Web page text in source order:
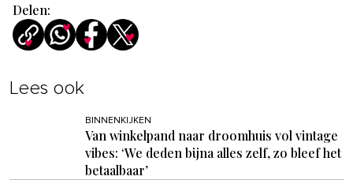
Delen:
Lees ook
BINNENKIJKEN
Van winkelpand naar droomhuis vol vintage
vibes: ‘We deden bijna alles zelf, zo bleef het
betaalbaar’